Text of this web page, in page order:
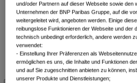
Thematic ETFs
Min TE ETFs
Aktive fundamentale ETFs
ESG Enhanced ETFs
Alpha Enhanced ETFs
Next Gen ETFs
Alle ETFs
und/oder Partnern auf dieser Webseite sowie den
Unternehmen der BNP Paribas Gruppe, auf die
weitergeleitet wird, angeboten werden. Einige
reibungslose Funktionieren der Webseite und der
technisch unbedingt erforderlich, andere werden
verwendet:
- Einstellung Ihrer Präferenzen als
ermöglichen es uns, die Inhalte und Funktionen
und auf Sie zugeschnitten anbieten zu können,
unserer Produkte und Dienstleistungen;